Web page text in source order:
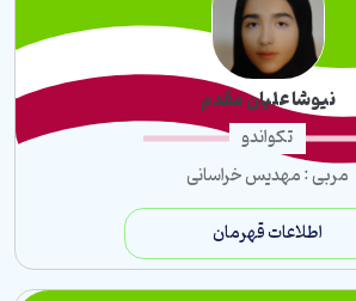
نیوشا علیان مقدم
تکواندو
مربی : مهدیس خراسانی
اطلاعات قهرمان